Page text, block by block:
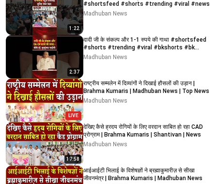
1:22
#shortsfeed #shorts #trending #viral #news
Madhuban News
2:37
दादी जी के संकल्प और 1-1 रुपये की गाथा #shortsfeed
#shorts #trending #viral #bkshorts #bk
#news
Madhuban News
LIVE
राष्ट्रीय सम्मलेन में दिव्यांगों ने दिखाई हौसलों की उड़ान |
Brahma Kumaris | Madhuban News | Top News
Madhuban News
17:58
देखिए कैसे ह्रदय रोगियों के लिए वरदान साबित हो रहा CAD
प्रोग्राम | Brahma Kumaris | Shantivan | News
Madhuban News
आईआईटी भिलाई के विशेषज्ञों ने ब्रह्माकुमारीज़ से सीखा
जीवनमंत्र | Brahma Kumaris | Madhuban News